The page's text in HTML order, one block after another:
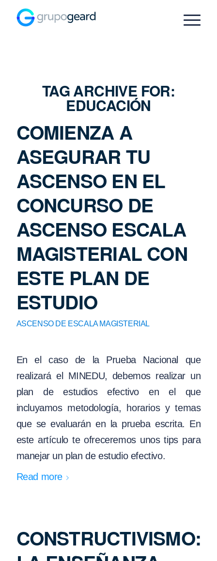
TAG ARCHIVE FOR:
EDUCACIÓN
COMIENZA A
ASEGURAR TU
ASCENSO EN EL
CONCURSO DE
ASCENSO ESCALA
MAGISTERIAL CON
ESTE PLAN DE
ESTUDIO
ASCENSO DE ESCALA MAGISTERIAL
En el caso de la Prueba Nacional que
realizará el MINEDU, debemos realizar un
plan de estudios efectivo en el que
incluyamos metodología, horarios y temas
que se evaluarán en la prueba escrita. En
este artículo te ofreceremos unos tips para
manejar un plan de estudio efectivo.
Read more
CONSTRUCTIVISMO: